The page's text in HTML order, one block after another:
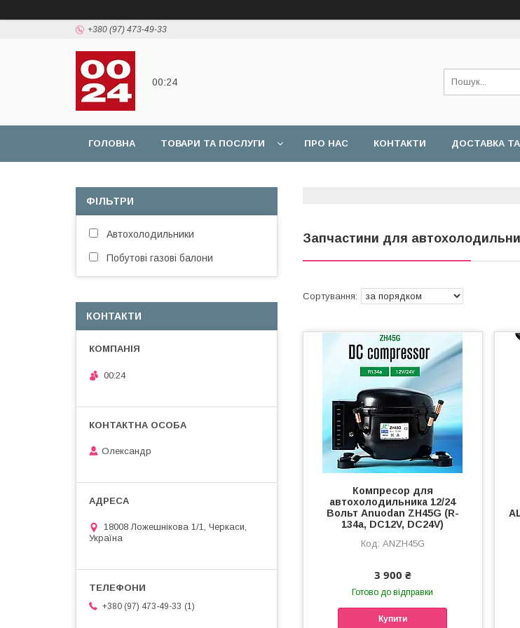
+380 (97) 473-49-33
00:24
ГОЛОВНА ТОВАРИ ТА ПОСЛУГИ ПРО НАС КОНТАКТИ ДОСТАВКА
Запчастини для
Компресор для
автохолодильника 12/24
Вольт Anuodan ZH45G (R-
134a, DC12V, DC24V)
ANZH45G
3 900 ₴
Готово до відправки
Купити
ФІЛЬТРИ
Автохолодильники
Побутові газові балони
КОНТАКТИ
00:24
Олександр
18008 Ложешнікова 1/1, Черкаси,
Україна
+380 (97) 473-49-33 1